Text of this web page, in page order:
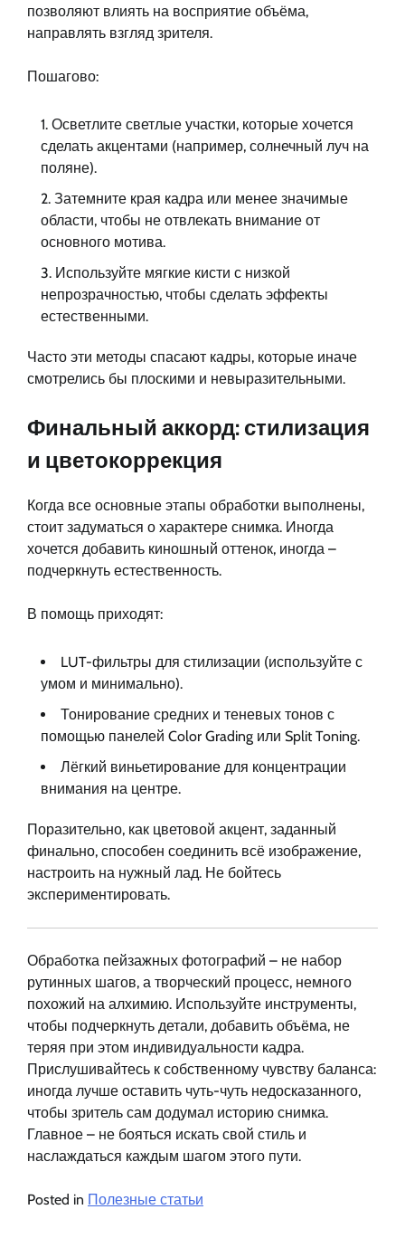
позволяют влиять на восприятие объёма,
направлять взгляд зрителя.
Пошагово:
Осветлите светлые участки, которые хочется
сделать акцентами (например, солнечный луч на
поляне).
Затемните края кадра или менее значимые
области, чтобы не отвлекать внимание от
основного мотива.
Используйте мягкие кисти с низкой
непрозрачностью, чтобы сделать эффекты
естественными.
Часто эти методы спасают кадры, которые иначе
смотрелись бы плоскими и невыразительными.
Финальный аккорд: стилизация
и цветокоррекция
Когда все основные этапы обработки выполнены,
стоит задуматься о характере снимка. Иногда
хочется добавить киношный оттенок, иногда –
подчеркнуть естественность.
В помощь приходят:
LUT-фильтры для стилизации (используйте с
умом и минимально).
Тонирование средних и теневых тонов с
помощью панелей Color Grading или Split Toning.
Лёгкий виньетирование для концентрации
внимания на центре.
Поразительно, как цветовой акцент, заданный
финально, способен соединить всё изображение,
настроить на нужный лад. Не бойтесь
экспериментировать.
Обработка пейзажных фотографий – не набор
рутинных шагов, а творческий процесс, немного
похожий на алхимию. Используйте инструменты,
чтобы подчеркнуть детали, добавить объёма, не
теряя при этом индивидуальности кадра.
Прислушивайтесь к собственному чувству баланса:
иногда лучше оставить чуть-чуть недосказанного,
чтобы зритель сам додумал историю снимка.
Главное – не бояться искать свой стиль и
наслаждаться каждым шагом этого пути.
Posted in Полезные статьи